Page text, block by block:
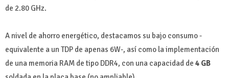
de 2.80 GHz.
A nivel de ahorro energético, destacamos su bajo consumo -
equivalente a un TDP de apenas 6W-, así como la implementación
de una memoria RAM de tipo DDR4, con una capacidad de 4 GB